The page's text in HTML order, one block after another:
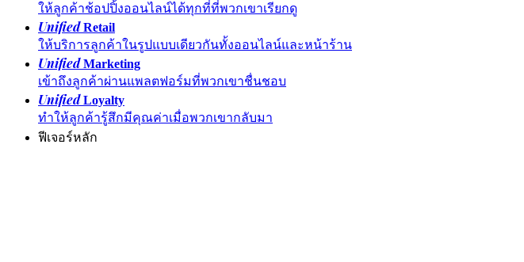
ให้ลูกค้าช้อปปิ้งออนไลน์ได้ทุกที่ที่พวกเขาเรียกดู
UnifiedRetail
ให้บริการลูกค้าในรูปแบบเดียวกันทั้งออนไลน์และหน้าร้าน
UnifiedMarketing
เข้าถึงลูกค้าผ่านแพลตฟอร์มที่พวกเขาชื่นชอบ
UnifiedLoyalty
ทำให้ลูกค้ารู้สึกมีคุณค่าเมื่อพวกเขากลับมา
ฟีเจอร์หลัก